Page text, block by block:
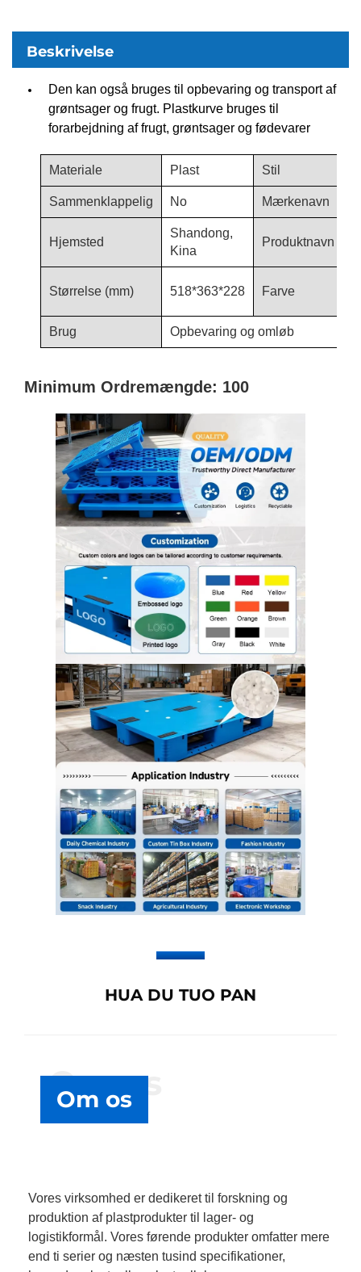
Beskrivelse
Den kan også bruges til opbevaring og transport af
grøntsager og frugt. Plastkurve bruges til
forarbejdning af frugt, grøntsager og fødevarer
Materiale Plast Stil
Sammenklappelig No Mærkenavn
Hjemsted
Shandong,
Kina
Produktnavn
Størrelse (mm) 518*363*228 Farve
Brug Opbevaring og omløb
Minimum Ordremængde: 100
HUA DU TUO PAN
Om os
Om os
Vores virksomhed er dedikeret til forskning og
produktion af plastprodukter til lager- og
logistikformål. Vores førende produkter omfatter mere
end ti serier og næsten tusind specifikationer,